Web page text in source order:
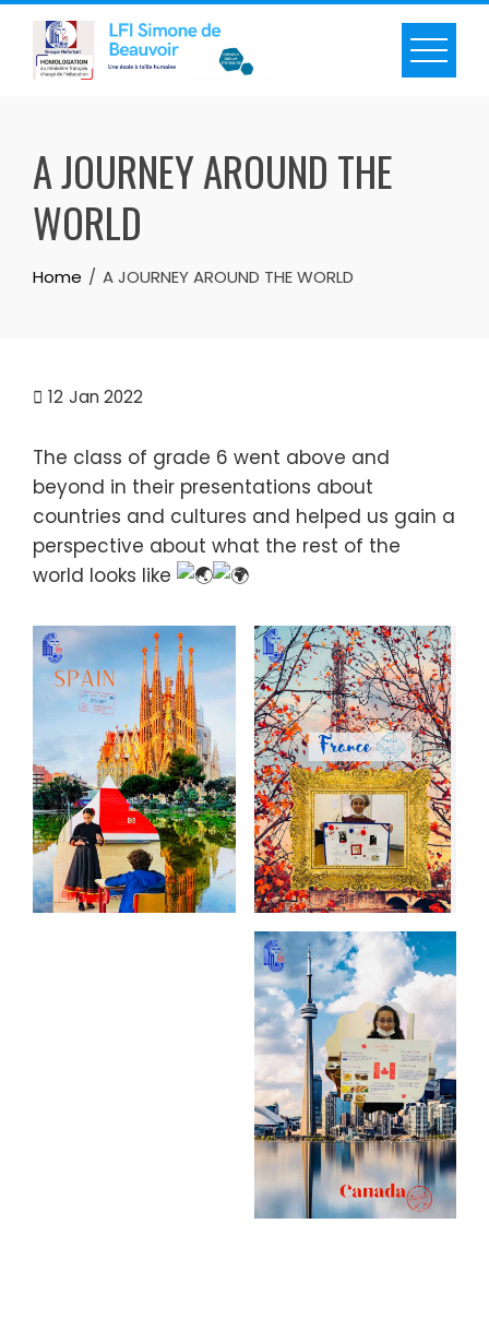
A JOURNEY AROUND THE
WORLD
Home A JOURNEY AROUND THE WORLD
12 Jan 2022
The class of grade 6 went above and
beyond in their presentations about
countries and cultures and helped us gain a
perspective about what the rest of the
world looks like